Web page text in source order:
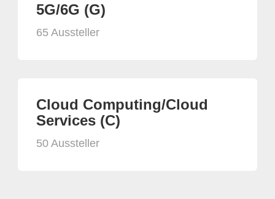
5G/6G (G)
65 Aussteller
Cloud Computing/Cloud
Services (C)
50 Aussteller